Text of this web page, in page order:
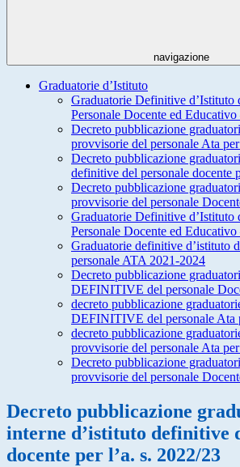
navigazione
Graduatorie d’Istituto
Graduatorie Definitive
Personale Docente ed
Decreto pubblicazione
provvisorie del personale Ata
Decreto pubblicazione
definitive del personale docente
Decreto pubblicazione
provvisorie del personale
Graduatorie Definitive
Personale Docente ed
Graduatorie definitive d’istituto
personale ATA 2021-2024
Decreto pubblicazione
DEFINITIVE del personale
decreto pubblicazione
DEFINITIVE del personale Ata
decreto pubblicazione
provvisorie del personale Ata
Decreto pubblicazione
provvisorie del personale
Decreto pubblicazione
interne d’istituto definitive
docente per l’a. s. 2022/23